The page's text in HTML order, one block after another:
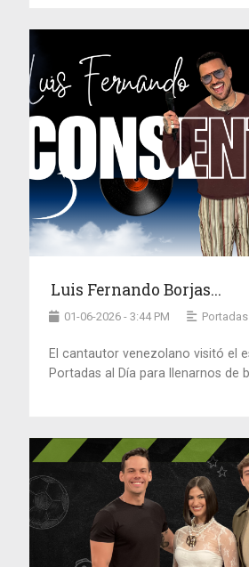
Luis Fernando Borjas...
01-06-2026 - 3:44 PM Portadas
El cantautor venezolano visitó el
Portadas al Día para llenarnos de